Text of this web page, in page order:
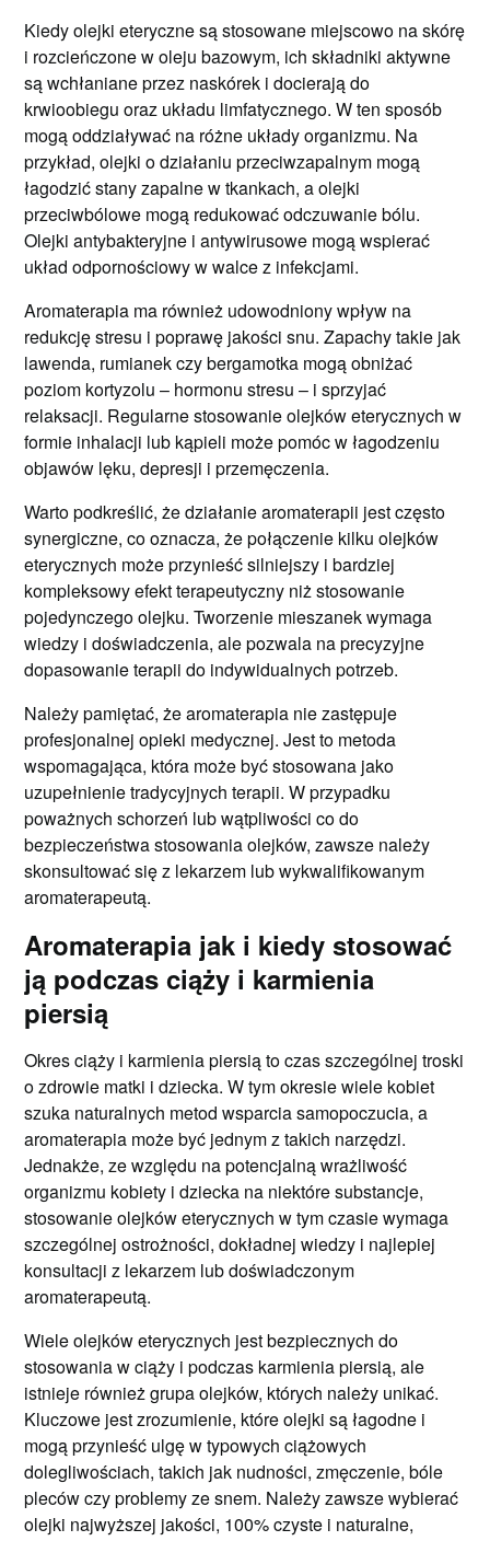
Kiedy olejki eteryczne są stosowane miejscowo na skórę
i rozcieńczone w oleju bazowym, ich składniki aktywne
są wchłaniane przez naskórek i docierają do
krwioobiegu oraz układu limfatycznego. W ten sposób
mogą oddziaływać na różne układy organizmu. Na
przykład, olejki o działaniu przeciwzapalnym mogą
łagodzić stany zapalne w tkankach, a olejki
przeciwbólowe mogą redukować odczuwanie bólu.
Olejki antybakteryjne i antywirusowe mogą wspierać
układ odpornościowy w walce z infekcjami.
Aromaterapia ma również udowodniony wpływ na
redukcję stresu i poprawę jakości snu. Zapachy takie jak
lawenda, rumianek czy bergamotka mogą obniżać
poziom kortyzolu – hormonu stresu – i sprzyjać
relaksacji. Regularne stosowanie olejków eterycznych w
formie inhalacji lub kąpieli może pomóc w łagodzeniu
objawów lęku, depresji i przemęczenia.
Warto podkreślić, że działanie aromaterapii jest często
synergiczne, co oznacza, że połączenie kilku olejków
eterycznych może przynieść silniejszy i bardziej
kompleksowy efekt terapeutyczny niż stosowanie
pojedynczego olejku. Tworzenie mieszanek wymaga
wiedzy i doświadczenia, ale pozwala na precyzyjne
dopasowanie terapii do indywidualnych potrzeb.
Należy pamiętać, że aromaterapia nie zastępuje
profesjonalnej opieki medycznej. Jest to metoda
wspomagająca, która może być stosowana jako
uzupełnienie tradycyjnych terapii. W przypadku
poważnych schorzeń lub wątpliwości co do
bezpieczeństwa stosowania olejków, zawsze należy
skonsultować się z lekarzem lub wykwalifikowanym
aromaterapeutą.
Aromaterapia jak i kiedy stosować
ją podczas ciąży i karmienia
piersią
Okres ciąży i karmienia piersią to czas szczególnej troski
o zdrowie matki i dziecka. W tym okresie wiele kobiet
szuka naturalnych metod wsparcia samopoczucia, a
aromaterapia może być jednym z takich narzędzi.
Jednakże, ze względu na potencjalną wrażliwość
organizmu kobiety i dziecka na niektóre substancje,
stosowanie olejków eterycznych w tym czasie wymaga
szczególnej ostrożności, dokładnej wiedzy i najlepiej
konsultacji z lekarzem lub doświadczonym
aromaterapeutą.
Wiele olejków eterycznych jest bezpiecznych do
stosowania w ciąży i podczas karmienia piersią, ale
istnieje również grupa olejków, których należy unikać.
Kluczowe jest zrozumienie, które olejki są łagodne i
mogą przynieść ulgę w typowych ciążowych
dolegliwościach, takich jak nudności, zmęczenie, bóle
pleców czy problemy ze snem. Należy zawsze wybierać
olejki najwyższej jakości, 100% czyste i naturalne,